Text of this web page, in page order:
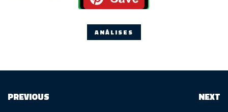
ANÁLISES
PREVIOUS NEXT